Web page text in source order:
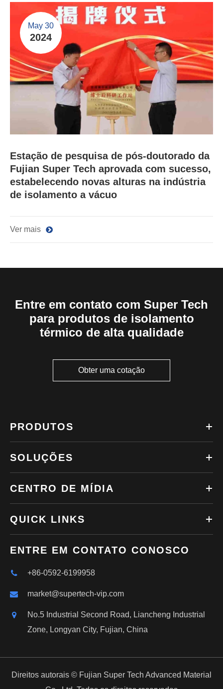
May 30
2024
Estação de pesquisa de pós-doutorado da
Fujian Super Tech aprovada com sucesso,
estabelecendo novas alturas na indústria
de isolamento a vácuo
Ver mais
Entre em contato com Super Tech
para produtos de isolamento
térmico de alta qualidade
Obter uma cotação
PRODUTOS
SOLUÇÕES
CENTRO DE MÍDIA
QUICK LINKS
ENTRE EM CONTATO CONOSCO
+86-0592-6199958
market@supertech-vip.com
No.5 Industrial Second Road, Liancheng Industrial
Zone, Longyan City, Fujian, China
Direitos autorais © Fujian Super Tech Advanced Material